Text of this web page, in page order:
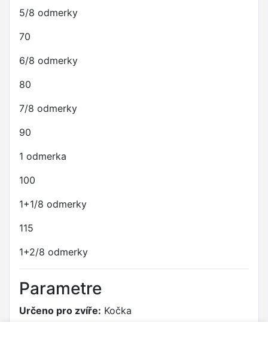
5/8 odmerky
70
6/8 odmerky
80
7/8 odmerky
90
1 odmerka
100
1+1/8 odmerky
115
1+2/8 odmerky
Parametre
Určeno pro zvíře: Kočka